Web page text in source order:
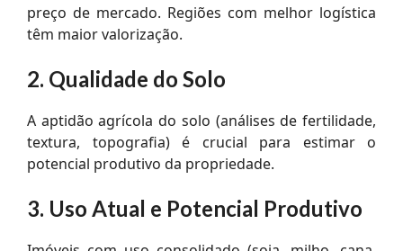
preço de mercado. Regiões com melhor logística
têm maior valorização.
2. Qualidade do Solo
A aptidão agrícola do solo (análises de fertilidade,
textura, topografia) é crucial para estimar o
potencial produtivo da propriedade.
3. Uso Atual e Potencial Produtivo